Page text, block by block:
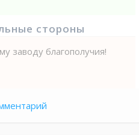
стороны
заводу благополучия!